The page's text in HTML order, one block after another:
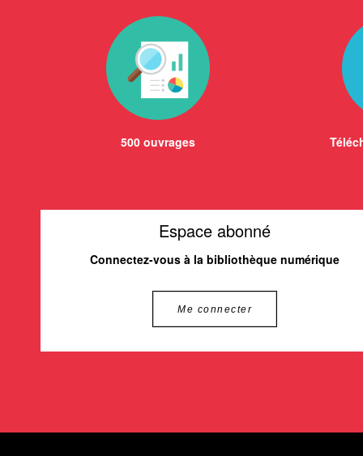
500 ouvrages
Espace abonné
Connectez-vous à la bibliothèque numérique
Me connecter